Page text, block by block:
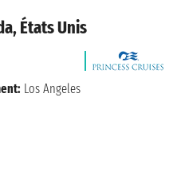
États Unis
Los Angeles